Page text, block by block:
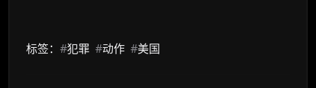
标签： #犯罪 #动作 #美国